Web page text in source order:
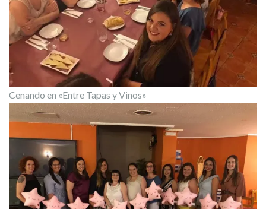
Cenando en «Entre Tapas y Vinos»